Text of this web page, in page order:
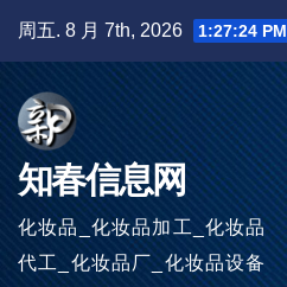
容
周五. 8 月 7th, 2026 1:27:25 PM
知春信息网
化妆品_化妆品加工_化妆品
代工_化妆品厂_化妆品设备